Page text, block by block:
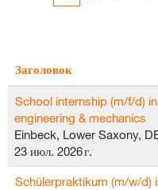
Заголовок
School internship (m/f/d)
engineering & mechanics
Einbeck, Lower Saxony,
23 июл. 2026 г.
Schülerpraktikum (m/w/d)